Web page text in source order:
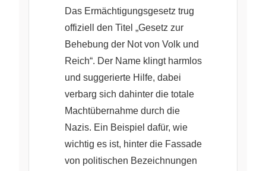
Das Ermächtigungsgesetz trug
offiziell den Titel „Gesetz zur
Behebung der Not von Volk und
Reich“. Der Name klingt harmlos
und suggerierte Hilfe, dabei
verbarg sich dahinter die totale
Machtübernahme durch die
Nazis. Ein Beispiel dafür, wie
wichtig es ist, hinter die Fassade
von politischen Bezeichnungen